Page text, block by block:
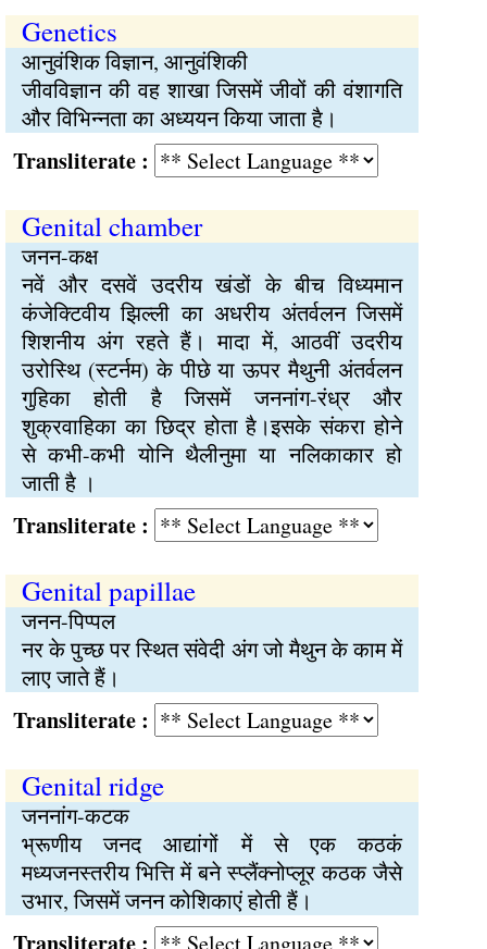
Genetics
आनुवंशिक विज्ञान, आनुवंशिकी
जीवविज्ञान की वह शाखा जिसमें जीवों की वंशागति
और विभिन्नता का अध्ययन किया जाता है।
:
Genital chamber
जनन-कक्ष
नवें और दसवें उदरीय खंडों के बीच विध्यमान
कंजेक्टिवीय झिल्ली का अधरीय अंतर्वलन जिसमें
शिशनीय अंग रहते हैं। मादा में, आठवीं उदरीय
उरोस्थि (स्टर्नम) के पीछे या ऊपर मैथुनी अंतर्वलन
गुहिका होती है जिसमें जननांग-रंध्र और
शुक्रवाहिका का छिद्र होता है।इसके संकरा होने
से कभी-कभी योनि थैलीनुमा या नलिकाकार हो
जाती है ।
:
Genital papillae
जनन-पिप्पल
नर के पुच्छ पर स्थित संवेदी अंग जो मैथुन के काम में
लाए जाते हैं।
:
Genital ridge
जननांग-कटक
भ्रूणीय जनद आद्यांगों में से एक कठकं
मध्यजनस्तरीय भित्ति में बने स्प्लैंक्नोप्लूर कठक जैसे
उभार, जिसमें जनन कोशिकाएं होती हैं।